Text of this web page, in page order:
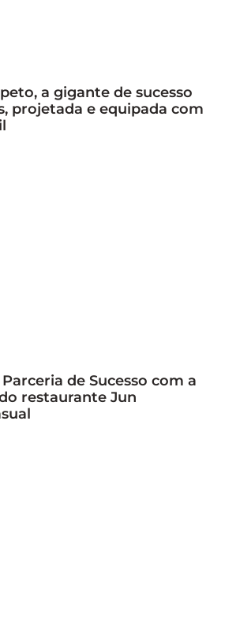
a gigante de sucesso
projetada e equipada com
de Sucesso com a
restaurante Jun